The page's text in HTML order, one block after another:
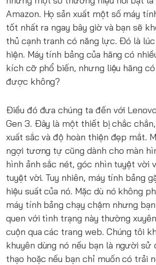
Amazon. Họ sản xuất một số máy
tốt nhất ra ngay bây giờ và bạn sẽ
thủ cạnh tranh có năng lực. Đó là
hiện. Máy tính bảng của hãng có
kích cỡ phổ biến, nhưng liệu hãng
được không?
Điều đó đưa chúng ta đến với
Gen 3. Đây là một thiết bị chắc
xuất sắc và độ hoàn thiện đẹp mắt.
ngợi tương tự cũng dành cho màn
hình ảnh sắc nét, góc nhìn tuyệt vời
tuyệt vời. Tuy nhiên, máy tính bảng
hiệu suất của nó. Mặc dù nó không
máy tính bảng chạy chậm nhưng
quen với tình trạng này thường
cuộn qua các trang web. Chúng tôi
khuyên dùng nó nếu bạn là người sử
thạo hoặc nếu bạn chỉ muốn có trải